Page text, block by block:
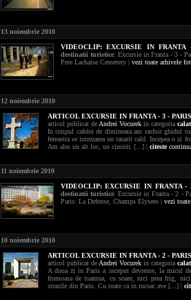
13 noiembrie 2010
VIDEOCLIP:
EXCURSIE IN
destinatii turistice: Excursie in Franta - 3 -
Pere Lachaise Cemetery | vezi toate arhivele
12 noiembrie 2010
ARTICOL EXCURSIE IN FRANTA - 3 -
articol publicat de Andrei Vocurekin categoria
In timpul cafelei de dimineata am rasfoit ghidul
fereastra se intrezarea un rasarit cald. Incepea o zi
Am ales un alt loc, un cimitir. [...] | citeste
11 noiembrie 2010
VIDEOCLIP: EXCURSIE IN FRANTA -
destinatii turistice: Excursie in Franta - 2 -
Paris: La Defense, Champs Elysees | vezi
10 noiembrie 2010
ARTICOL EXCURSIE IN FRANTA - 2 -
articol publicat de Andrei Vocurekin categoria
A doua zi in Paris a inceput devreme, la micul
frumoasa de toamna, cu soare, nici prea frig,
strazile din Paris. Cu toate ca in rucsac ave [...] |